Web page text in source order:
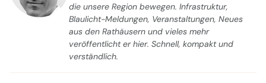
die unsere Region bewegen. Infrastruktur,
Blaulicht-Meldungen, Veranstaltungen, Neues
aus den Rathäusern und vieles mehr
veröffentlicht er hier. Schnell, kompakt und
verständlich.